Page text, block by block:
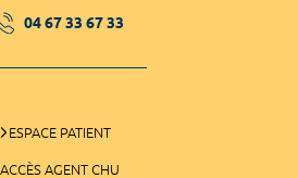
04 67 33 67 33
ESPACE PATIENT
ACCÈS AGENT CHU